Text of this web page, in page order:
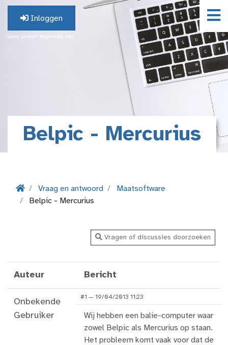
Inloggen
Geen profiel? Registreer hier.
Belpic - Mercurius
Vraag en antwoord
Maatsoftware
Belpic - Mercurius
Vragen of discussies doorzoeken
Auteur Bericht
Onbekende
Gebruiker
#1 — 19/04/2013 11:23
Wij hebben een balie-computer waar
zowel Belpic als Mercurius op staan.
Het probleem komt vaak voor dat de